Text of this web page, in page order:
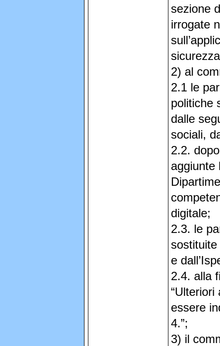
sezione
irrogate
2) al
2.1 le
politiche
dalle
sociali,
2.2.
aggiunte
digitale;
2.3. le
sostituite
e
2.4. alla
“Ulteriori
essere
4.”;
3) il